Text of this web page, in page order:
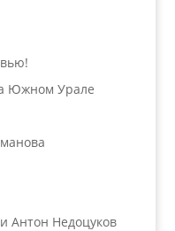
Южном Урале
Антон Недоцуков